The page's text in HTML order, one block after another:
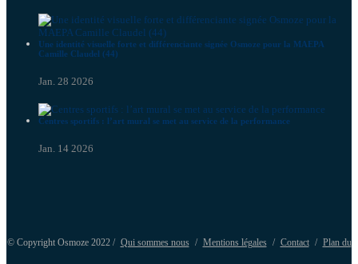
Une identité visuelle forte et différenciante signée Osmoze pour la MAEPA
Camille Claudel (44)
Jan. 28 2026
Centres sportifs : l’art mural se met au service de la performance
Jan. 14 2026
© Copyright Osmoze 2022 / Qui sommes nous / Mentions légales / Contact / Plan du